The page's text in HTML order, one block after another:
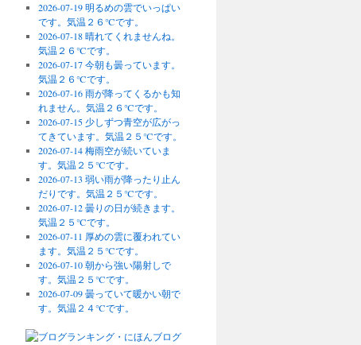
2026-07-19 明るめの雲でいっぱい
です。気温２６℃です。
2026-07-18 晴れてくれませんね。
気温２６℃です。
2026-07-17 今朝も曇っています。
気温２６℃です。
2026-07-16 雨が降ってくるかも知
れません。気温２６℃です。
2026-07-15 少しずつ青空が広がっ
てきています。気温２５℃です。
2026-07-14 梅雨空が続いていま
す。気温２５℃です。
2026-07-13 弱い雨が降ったり止ん
だりです。気温２５℃です。
2026-07-12 曇りの日が続きます。
気温２５℃です。
2026-07-11 厚めの雲に覆われてい
ます。気温２５℃です。
2026-07-10 朝から強い陽射しで
す。気温２５℃です。
2026-07-09 曇っていて暖かい朝で
す。気温２４℃です。